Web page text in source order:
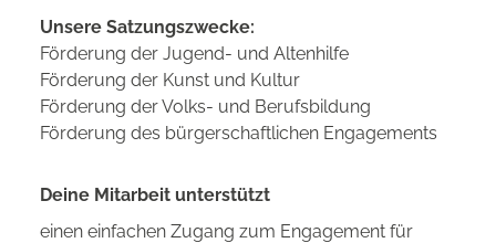
Unsere Satzungszwecke:
Förderung der Jugend- und Altenhilfe
Förderung der Kunst und Kultur
Förderung der Volks- und Berufsbildung
Förderung des bürgerschaftlichen Engagements
Deine Mitarbeit unterstützt
einen einfachen Zugang zum Engagement für